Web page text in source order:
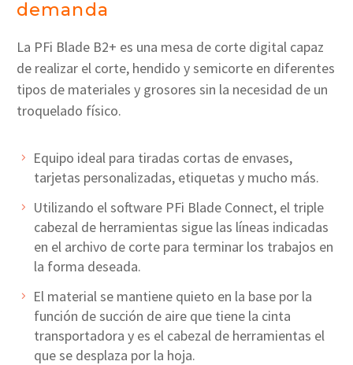
demanda
La PFi Blade B2+ es una mesa de corte digital capaz
de realizar el corte, hendido y semicorte en diferentes
tipos de materiales y grosores sin la necesidad de un
troquelado físico.
Equipo ideal para tiradas cortas de envases,
tarjetas personalizadas, etiquetas y mucho más.
Utilizando el software PFi Blade Connect, el triple
cabezal de herramientas sigue las líneas indicadas
en el archivo de corte para terminar los trabajos en
la forma deseada.
El material se mantiene quieto en la base por la
función de succión de aire que tiene la cinta
transportadora y es el cabezal de herramientas el
que se desplaza por la hoja.